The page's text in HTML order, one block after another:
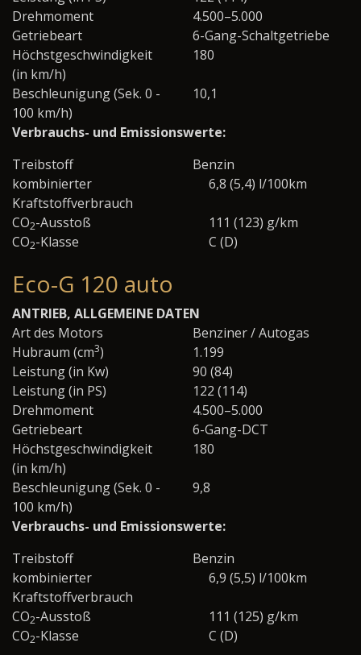
Drehmoment
4.500–5.000
Getriebeart
6-Gang-Schaltgetriebe
Höchstgeschwindigkeit
(in km/h)
180
Beschleunigung (Sek. 0 -
100 km/h)
10,1
Verbrauchs- und Emissionswerte:
Treibstoff
Benzin
kombinierter
Kraftstoffverbrauch
6,8 (5,4) l/100km
CO2-Ausstoß
111 (123) g/km
CO2-Klasse C (D)
Eco-G 120 auto
ANTRIEB, ALLGEMEINE DATEN
Art des Motors
Benziner / Autogas
Hubraum (cm3)
1.199
Leistung (in Kw)
90 (84)
Leistung (in PS)
122 (114)
Drehmoment
4.500–5.000
Getriebeart
6-Gang-DCT
Höchstgeschwindigkeit
(in km/h)
180
Beschleunigung (Sek. 0 -
100 km/h)
9,8
Verbrauchs- und Emissionswerte:
Treibstoff
Benzin
kombinierter
Kraftstoffverbrauch
6,9 (5,5) l/100km
CO2-Ausstoß
111 (125) g/km
CO2-Klasse C (D)